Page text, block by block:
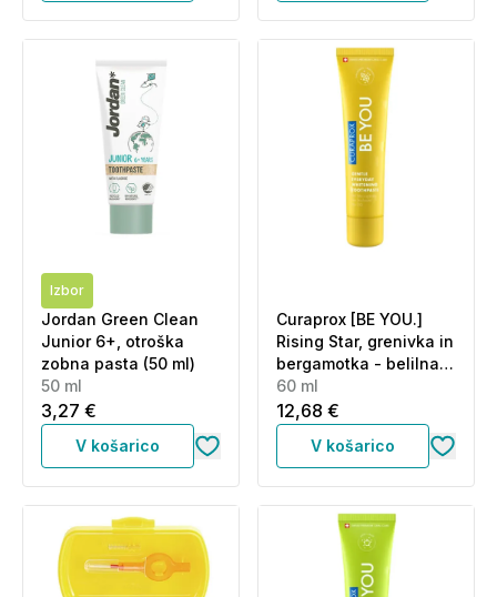
Izbor
Jordan Green Clean
Junior 6+, otroška
zobna pasta (50 ml)
50 ml
3,27 €
V košarico
Curaprox [BE YOU.]
Rising Star, grenivka in
bergamotka - belilna
zobna pasta (60 ml)
60 ml
12,68 €
V košarico